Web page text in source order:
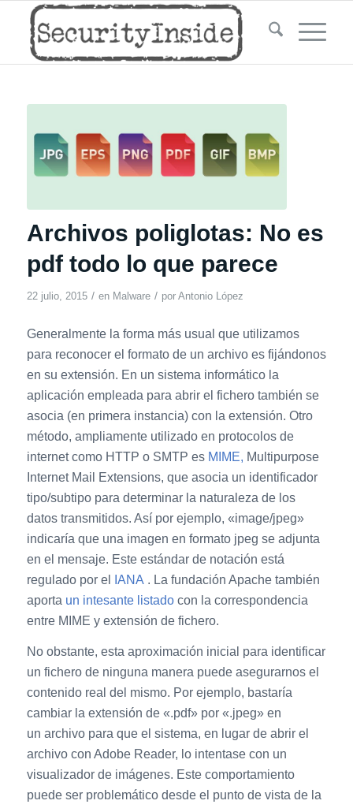
Archivos poliglotas: No es
pdf todo lo que parece
22 julio, 2015 / en Malware / por Antonio López
Generalmente la forma más usual que utilizamos
para reconocer el formato de un archivo es fijándonos
en su extensión. En un sistema informático la
aplicación empleada para abrir el fichero también se
asocia (en primera instancia) con la extensión. Otro
método, ampliamente utilizado en protocolos de
internet como HTTP o SMTP es MIME, Multipurpose
Internet Mail Extensions, que asocia un identificador
tipo/subtipo para determinar la naturaleza de los
datos transmitidos. Así por ejemplo, «image/jpeg»
indicaría que una imagen en formato jpeg se adjunta
en el mensaje. Este estándar de notación está
regulado por el
IANA . La fundación Apache también
aporta un intesante listadocon la correspondencia
entre MIME y extensión de fichero.
No obstante, esta aproximación inicial para identificar
un fichero de ninguna manera puede asegurarnos el
contenido real del mismo. Por ejemplo, bastaría
cambiar la extensión de «.pdf» por «.jpeg» en
un archivo para que el sistema, en lugar de abrir el
archivo con Adobe Reader, lo intentase con un
visualizador de imágenes. Este comportamiento
puede ser problemático desde el punto de vista de la